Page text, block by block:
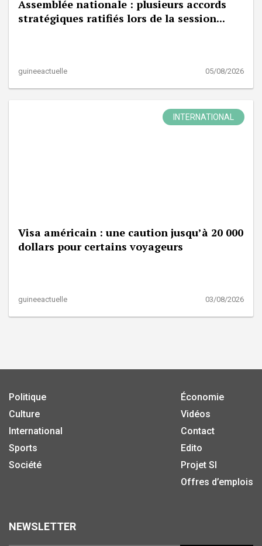
Assemblée nationale : plusieurs accords
stratégiques ratifiés lors de la session...
guineeactuelle 05/08/2026
INTERNATIONAL
Visa américain : une caution jusqu’à 20 000
dollars pour certains voyageurs
guineeactuelle 03/08/2026
Politique
Culture
International
Sports
Société
Économie
Vidéos
Contact
Edito
Projet SI
Offres d’emplois
NEWSLETTER